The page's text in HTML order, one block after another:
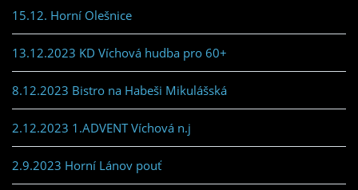
15.12. Horní Olešnice
13.12.2023 KD Víchová hudba pro 60+
8.12.2023 Bistro na Habeši Mikulášská
2.12.2023 1.ADVENT Víchová n.j
2.9.2023 Horní Lánov pouť